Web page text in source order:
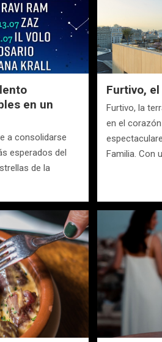
en un
a consolidarse
esperados del
de la
Furtivo,
Furtivo, la
en el
Familia. Con